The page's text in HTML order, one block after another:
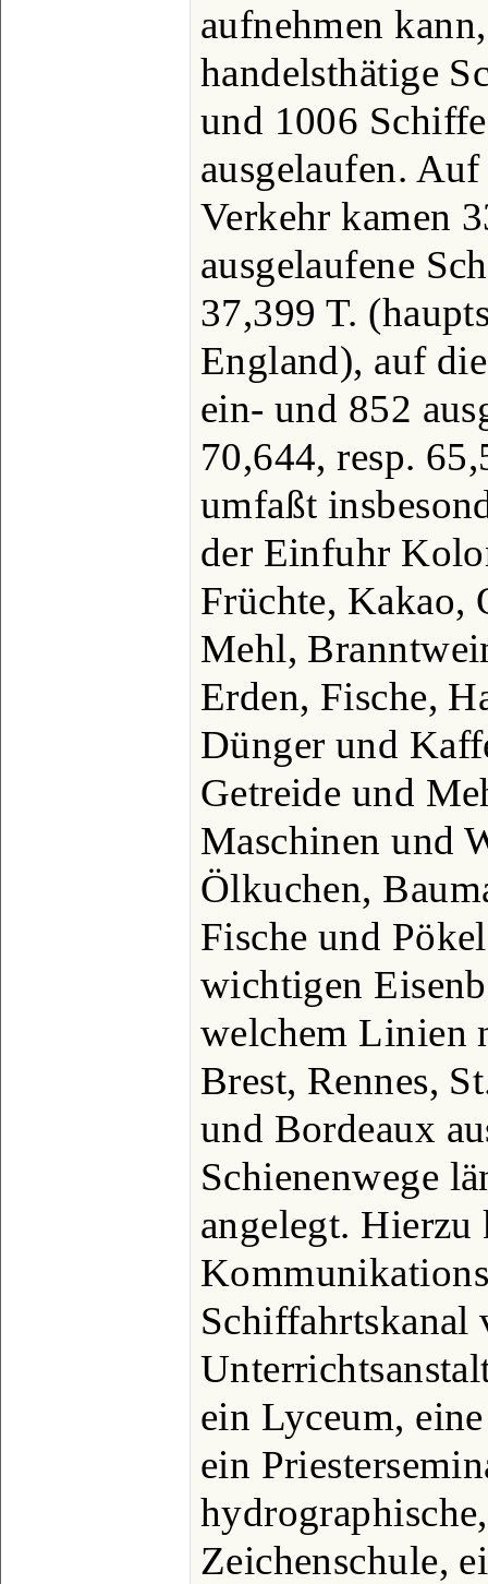
aufnehmen
handelsthätige
und 1006
ausgelaufen.
Verkehr kamen
ausgelaufene
37,399 T.
England), auf
ein- und 852
70,644, resp.
umfaßt
der Einfuhr
Früchte, Kakao,
Mehl,
Erden, Fische,
Dünger und
Getreide und
Maschinen und
Ölkuchen,
Fische und
wichtigen
welchem Linien
Brest, Rennes,
und Bordeaux
Schienenwege
angelegt. Hierzu
Schiffahrtskanal
ein Lyceum,
ein
Zeichenschule,